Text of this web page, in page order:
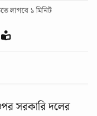
লাগবে ১ মিনিট
সরকারি দলের